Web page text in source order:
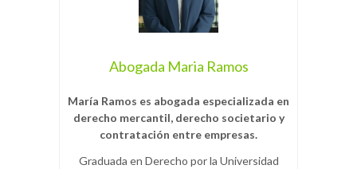
Abogada Maria Ramos
María Ramos es abogada especializada en
derecho mercantil, derecho societario y
contratación entre empresas.
Graduada en Derecho por la Universidad